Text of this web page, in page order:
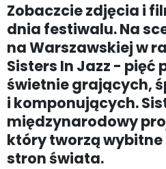
Zobaczcie zdjęcia i
dnia festiwalu. Na
na Warszawskiej w
Sisters In Jazz - pięć
świetnie grających,
i komponujących.
międzynarodowy
który tworzą
stron świata.